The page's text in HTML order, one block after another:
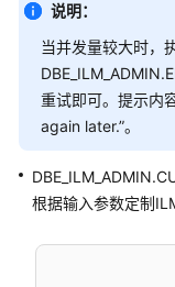
速
入
门
用
户
指
说明：
当并发量较大时，
重试即可。提示内
again later.”。
根据输入参数定制